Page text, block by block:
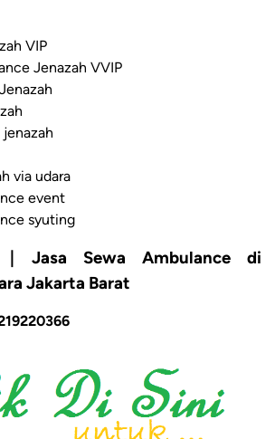
VIP
Jenazah VVIP
via udara
event
syuting
| Jasa Sewa Ambulance di
Jakarta Barat